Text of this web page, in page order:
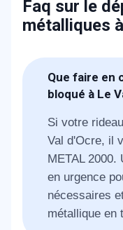
Faq sur le
métalliques
Que faire en
bloqué à Le
Si votre
Val d'Ocre, il
METAL 2000.
en urgence
nécessaires
métallique en